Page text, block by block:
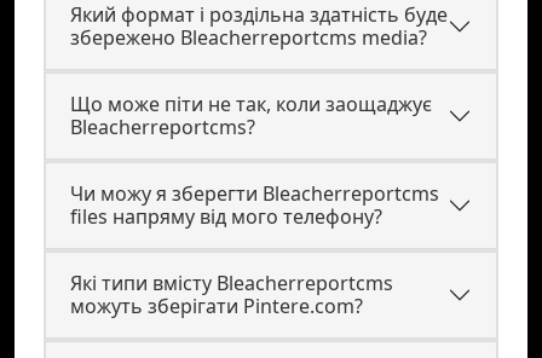
Який формат і роздільна здатність буде
збережено Bleacherreportcms media?
Що може піти не так, коли заощаджує
Bleacherreportcms?
Чи можу я зберегти Bleacherreportcms
files напряму від мого телефону?
Які типи вмісту Bleacherreportcms
можуть зберігати Pintere.com?